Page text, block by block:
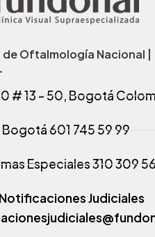
Oftalmología Nacional |
# 13 - 50, Bogotá
Bogotá 601 745 59 99
Especiales 310 309
Judiciales